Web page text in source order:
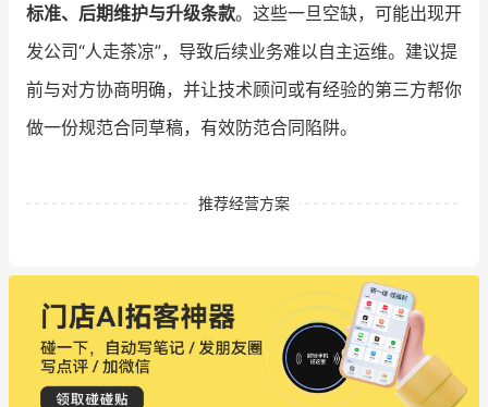
标准、后期维护与升级条款。这些一旦空缺，可能出现开
发公司“人走茶凉”，导致后续业务难以自主运维。建议提
前与对方协商明确，并让技术顾问或有经验的第三方帮你
做一份规范合同草稿，有效防范合同陷阱。
推荐经营方案